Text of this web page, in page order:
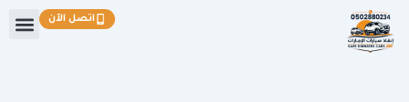
تخطي
إلى
المحتوى
اتصل الآن